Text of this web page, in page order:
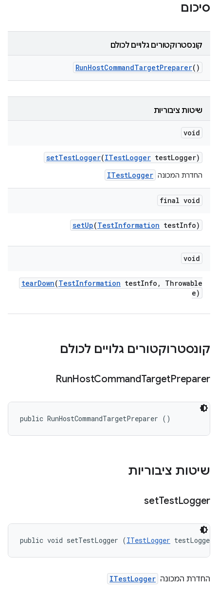
סיכום
קונסטרוקטורים גלויים לכולם
RunHostCommandTargetPreparer()
שיטות ציבוריות
void
setTestLogger(ITestLogger testLogger)
החדרת המכונה ITestLogger
final void
setUp(TestInformation testInfo)
void
tearDown(TestInformation testInfo ,
Throwable
e)
קונסטרוקטורים גלויים לכולם
RunHostCommandTargetPreparer
public RunHostCommandTargetPreparer ()
שיטות ציבוריות
setTestLogger
public void setTestLogger (ITestLogger testLogger)
החדרת המכונה ITestLogger